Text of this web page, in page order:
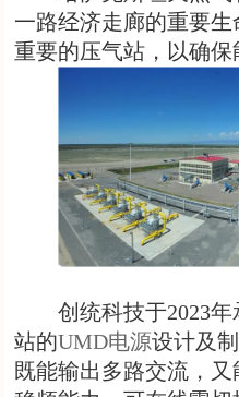
一路经济走廊的重要
重要的压气站，以确保
创统科技于2023年
站的UMD电源设计及
既能输出多路交流，又